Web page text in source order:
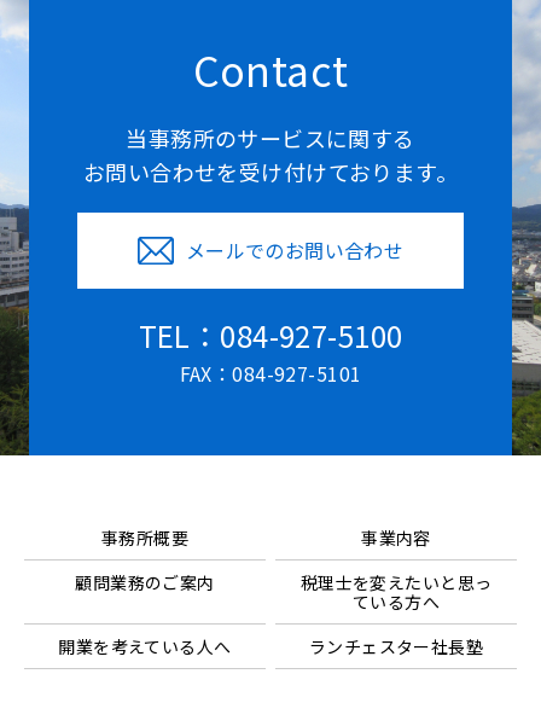
Contact
当事務所のサービスに関する
お問い合わせを受け付けております。
メールでのお問い合わせ
TEL：084-927-5100
FAX：084-927-5101
事務所概要
事業内容
顧問業務のご案内
税理士を変えたいと思っ
ている方へ
開業を考えている人へ
ランチェスター社長塾